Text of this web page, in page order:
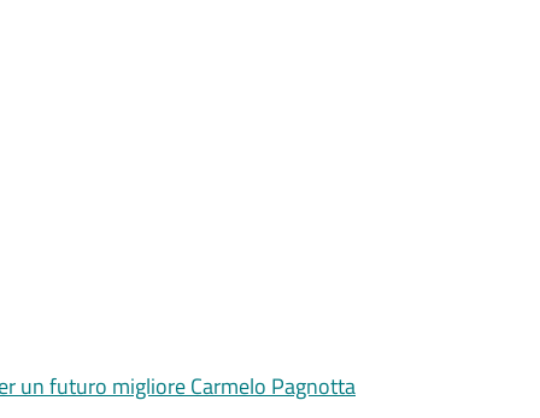
un futuro migliore Carmelo Pagnotta